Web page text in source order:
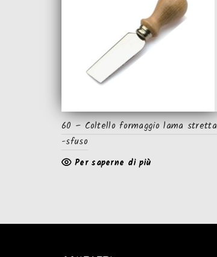
60 – Coltello formaggio lama stretta
-sfuso
Per saperne di più